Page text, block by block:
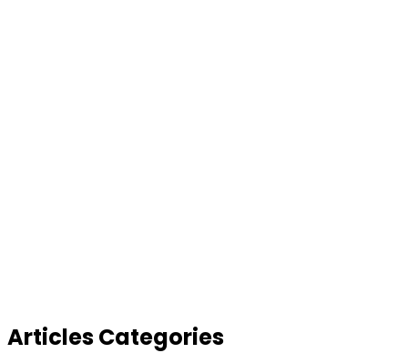
Articles Categories